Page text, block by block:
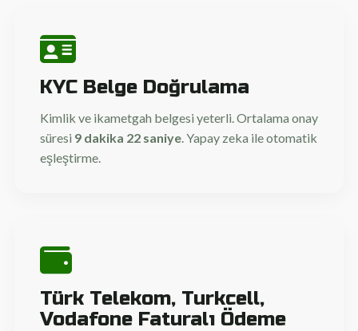
KYC Belge Doğrulama
Kimlik ve ikametgah belgesi yeterli. Ortalama onay
süresi 9 dakika 22 saniye. Yapay zeka ile otomatik
eşleştirme.
Türk Telekom, Turkcell,
Vodafone Faturalı Ödeme